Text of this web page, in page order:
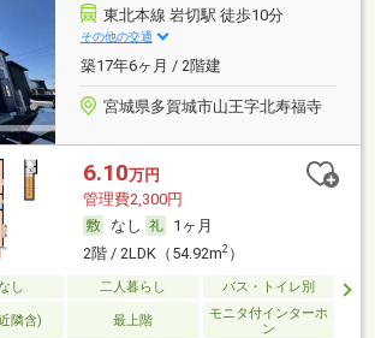
東北本線 岩切駅 徒歩10分
その他の交通
築17年6ヶ月 / 2階建
宮城県多賀城市山王字北寿福寺
6.10万円
管理費2,300円
なし
1ヶ月
2階 / 2LDK（54.92m2）
し 二人暮らし バス・トイレ別
隣含) 最上階
モニタ付インターホ
ン